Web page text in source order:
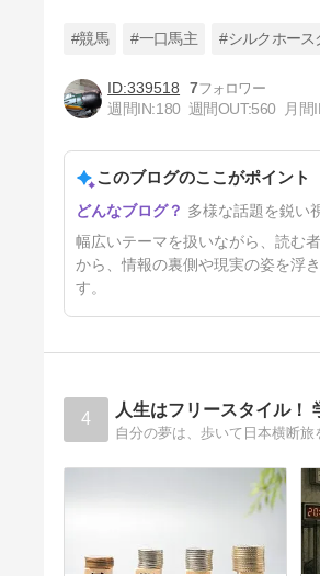
ｍ）
20日前
#競馬 #一口馬主 #シルクホース
339518
7
週間IN:180 週間OUT:560 月間
このブログのここがポイント
多様な話題を鋭い
幅広いテーマを扱いながら、読む
から、情報の裏側や現実の姿を浮
す。
4 人生はフリースタイル！